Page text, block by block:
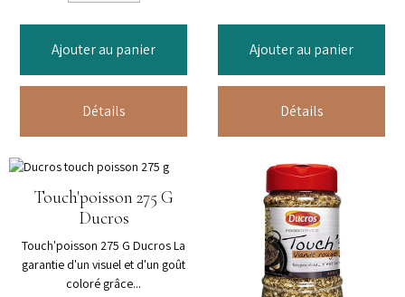
Ajouter au panier
Détails
Ajouter au panier
Détails
Touch'poisson 275 G
Ducros
Touch'poisson 275 G Ducros La
garantie d'un visuel et d'un goût
coloré grâce...